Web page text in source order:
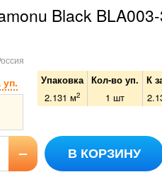
Black
уп. Упаковка Кол-во уп. К
2.131 м2 1 шт
– В КОРЗИНУ